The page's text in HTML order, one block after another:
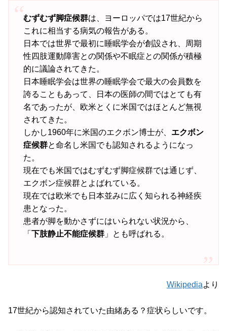
むずむず脚症候群は、ヨーロッパでは17世紀から
これに相当する病気の報告がある。
日本では世界で最初に睡眠学会が創設され、周期
性四肢運動障害との関係や不眠症との関係が積極
的に議論されてきた。
日本睡眠学会は世界の睡眠学会で最大の会員数を
誇ることもあって、日本の医師の間ではとても有
名であったが、欧米とくに米国ではほとんど無視
されてきた。
しかし1960年に米国のエクボン博士が、 エクボン
症候群と命名し米国でも認知されるようになっ
た。
現在でも米国ではむずむず脚症候群では通じず、
エクボン症候群とよばれている。
現在では欧米でも日本並みに広く知られる神経疾
患となった。
患者が脚を動かさずにはいられない状況から、
「
下肢静止不能症候群」とも呼ばれる。
Wikipediaより
17世紀から認知されていた由緒ある？症状らしいです。